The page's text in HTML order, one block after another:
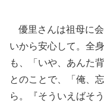
優里さんは祖母に
いから安心して。全
も、「いや、あんた
とのことで、「俺、
ら。『そういえばそ